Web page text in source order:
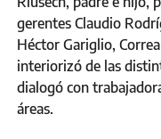
gerentes Claudio
Héctor Gariglio,
interiorizó de las
dialogó con
áreas.